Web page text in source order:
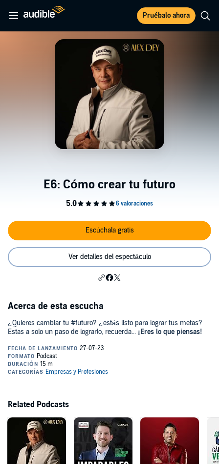
Pruébalo ahora
E6: Cómo crear tu futuro
Escúchala gratis
Ver detalles del espectáculo
Acerca de esta escucha
¿Quieres cambiar tu #futuro? ¿estás listo para lograr tus metas?
Estas a solo un paso de lograrlo, recuerda... ¡Eres lo que piensas!
Related Podcasts